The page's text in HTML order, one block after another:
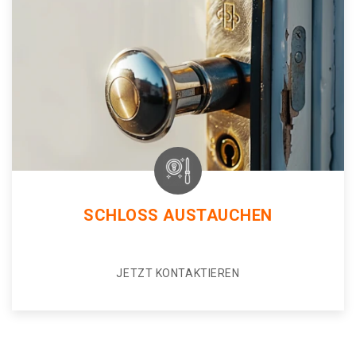
SCHLOSS AUSTAUCHEN
JETZT KONTAKTIEREN